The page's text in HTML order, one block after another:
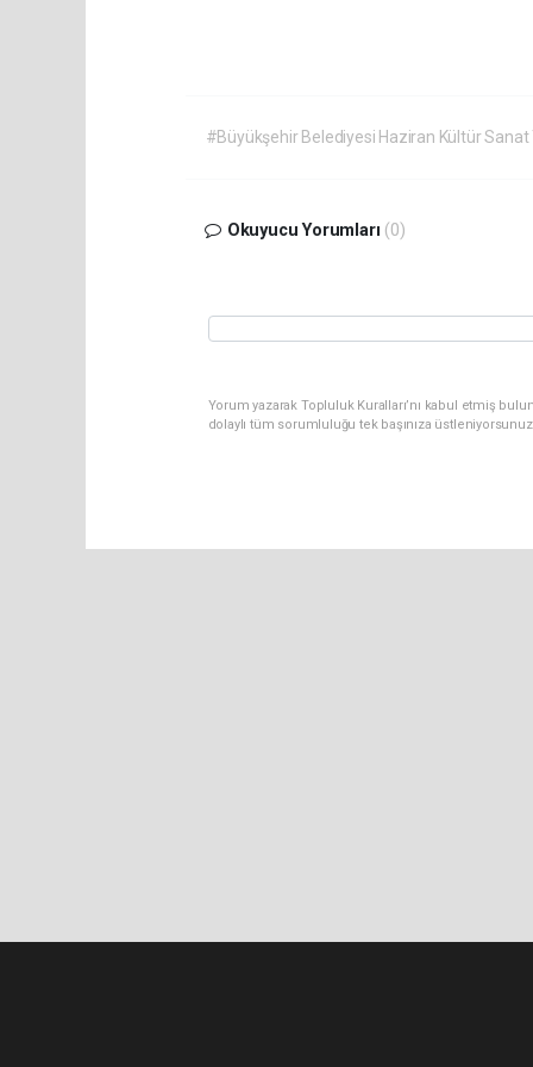
#Büyükşehir Belediyesi Haziran Kültür Sanat
Okuyucu Yorumları (0)
Yorum yazarak Topluluk Kuralları’nı kabul etmiş
dolaylı tüm sorumluluğu tek başınıza